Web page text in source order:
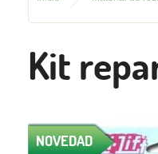
Kit
NOVEDAD